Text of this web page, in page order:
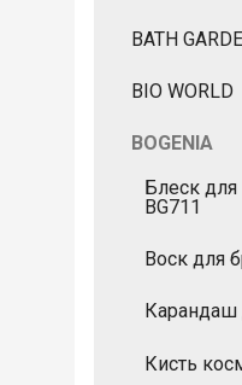
BATH
BIO WORLD
BOGENIA
Блеск для
BG711
Воск для
Карандаш
Кисть